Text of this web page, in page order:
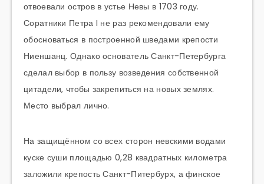
отвоевали остров в устье Невы в 1703 году.
Соратники Петра I не раз рекомендовали ему
обосноваться в построенной шведами крепости
Ниеншанц. Однако основатель Санкт-Петербурга
сделал выбор в пользу возведения собственной
цитадели, чтобы закрепиться на новых землях.
Место выбрал лично.
На защищённом со всех сторон невскими водами
куске суши площадью 0,28 квадратных километра
заложили крепость Санкт-Питербурх, а финское